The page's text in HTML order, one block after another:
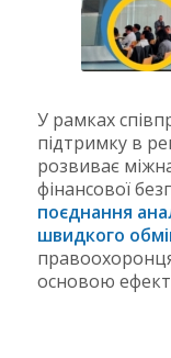
У рамках
підтримку в
розвиває
фінансової
поєднання
швидкого
основою